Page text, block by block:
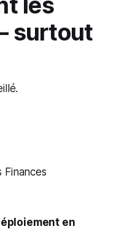
surtout
Finances
en